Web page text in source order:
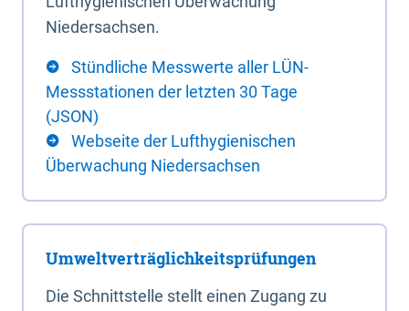
Niedersachsen.
Stündliche Messwerte aller LÜN-
Messstationen der letzten 30 Tage
(JSON)
Webseite der Lufthygienischen
Überwachung Niedersachsen
Umweltverträglichkeitsprüfungen
Die Schnittstelle stellt einen Zugang zu